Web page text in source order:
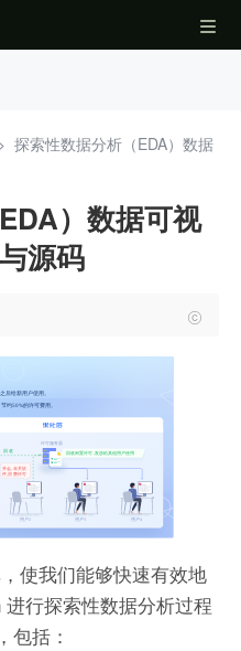
探索性数据分析（EDA）数据
）数据可视
源码
使我们能够快速有效地
行探索性数据分析过程
包括：